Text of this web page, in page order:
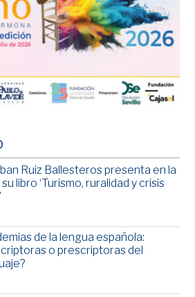
Ruiz Ballesteros presenta en la
su libro ‘Turismo, ruralidad y crisis
de la lengua española:
o prescriptoras del